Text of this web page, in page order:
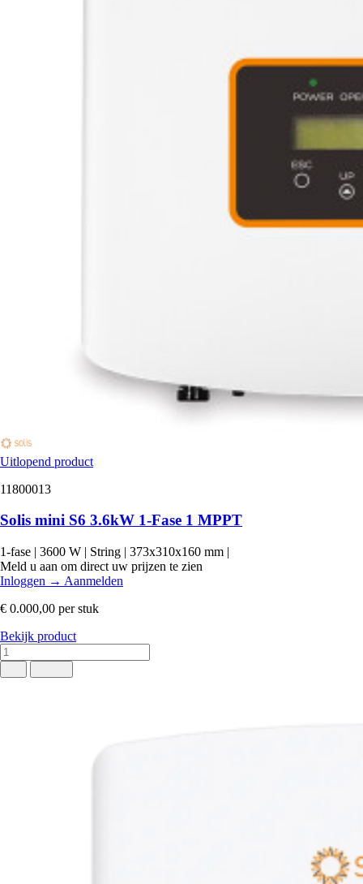
Uitlopend product
11800013
Solis mini S6 3.6kW 1-Fase 1 MPPT
1-fase | 3600 W | String | 373x310x160 mm |
Meld u aan om direct uw prijzen te zien
Inloggen → Aanmelden
€ 0.000,00 per stuk
Bekijk product